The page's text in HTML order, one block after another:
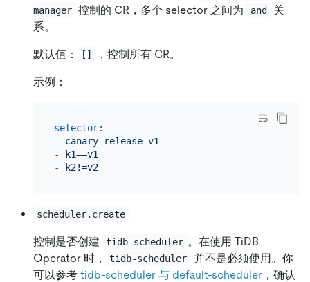
manager 控制的 CR，多个 selector 之间为 and
关
系。
默认值： [] ，控制所有 CR。
示例：
selector:
-
canary-release=v1
-
k1==v1
-
k2!=v2
scheduler.create
控制是否创建 tidb-scheduler 。在使用 TiDB
Operator 时，
tidb-scheduler
并不是必须使用。你
可以参考 tidb-scheduler 与 default-scheduler ，确认